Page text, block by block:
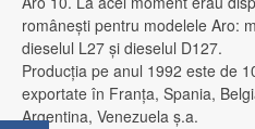
româneşti pentru modelele Aro:
dieselul L27 şi dieselul D127.
Producţia pe anul 1992 este de
exportate în Franţa, Spania,
Argentina, Venezuela ş.a.